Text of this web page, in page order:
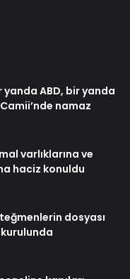
yanda ABD, bir yanda
namaz
varlıklarına ve
haciz konuldu
dosyası